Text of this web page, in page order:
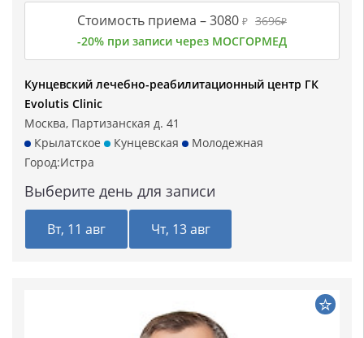
Стоимость приема –3080 ₽ 3696₽
-20% при записи через МОСГОРМЕД
Кунцевский лечебно-реабилитационный центр ГК
Evolutis Clinic
Москва, Партизанская д. 41
Крылатское
Кунцевская
Молодежная
Город:Истра
Выберите день для записи
Вт, 11 авг Чт, 13 авг